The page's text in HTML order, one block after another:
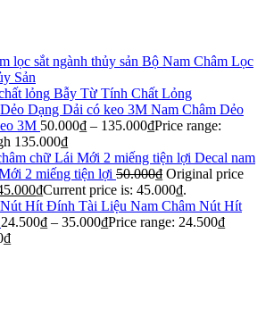
Bộ Nam Châm Lọc
Sản
Bẫy Từ Tính Chất Lỏng
Nam Châm Dẻo
3M 50.000₫ – 135.000₫Price range:
135.000₫
Decal nam
2 miếng tiện lợi 50.000₫ Original price
₫Current price is: 45.000₫.
Nam Châm Nút Hít
24.500₫ – 35.000₫Price range: 24.500₫